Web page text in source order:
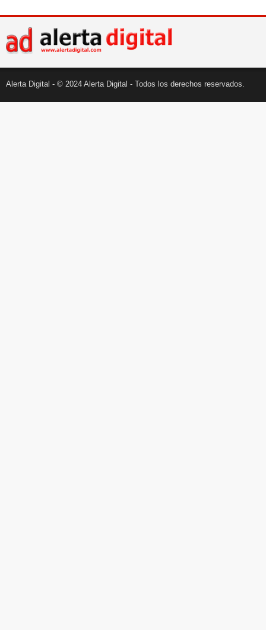
Alerta Digital - © 2024 Alerta Digital - Todos los derechos reservados.